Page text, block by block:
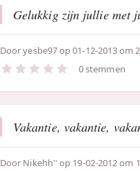
Gelukkig zijn jullie met
Dooryesbe97op 01-12-2013 om
0 stemmen
Vakantie, vakantie,
Door Nikehh''op 19-02-2012 om